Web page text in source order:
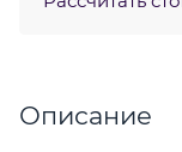
Описание